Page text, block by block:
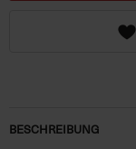
BESCHREIBUNG